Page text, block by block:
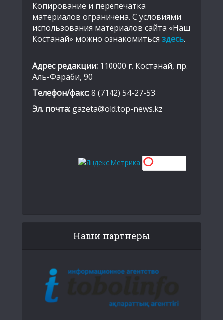
Копирование и перепечатка
материалов ограничена. С условиями
использования материалов сайта «Наш
Костанай» можно ознакомиться здесь.
Адрес редакции: 110000 г. Костанай, пр.
Аль-Фараби, 90
Телефон/факс:8 (7142) 54-27-53
Эл. почта: gazeta@old.top-news.kz
Наши партнеры